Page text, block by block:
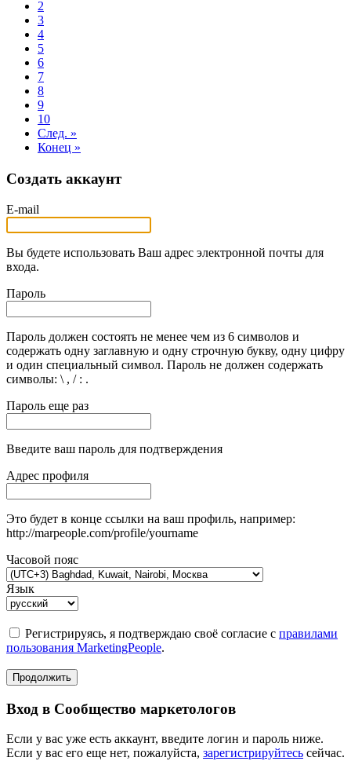
2
3
4
5
6
7
8
9
10
След. »
Конец »
Создать аккаунт
E-mail
Вы будете использовать Ваш адрес электронной почты для
входа.
Пароль
Пароль должен состоять не менее чем из 6 символов и
содержать одну заглавную и одну строчную букву, одну цифру
и один специальный символ. Пароль не должен содержать
символы: \ , / : .
Пароль еще раз
Введите ваш пароль для подтверждения
Адрес профиля
Это будет в конце ссылки на ваш профиль, например:
http://marpeople.com/profile/yourname
Часовой пояс
Язык
Регистрируясь, я подтверждаю своё согласие с правилами
пользования MarketingPeople.
Продолжить
Вход в Сообщество маркетологов
Если у вас уже есть аккаунт, введите логин и пароль ниже.
Если у вас его еще нет, пожалуйста, зарегистрируйтесь сейчас.